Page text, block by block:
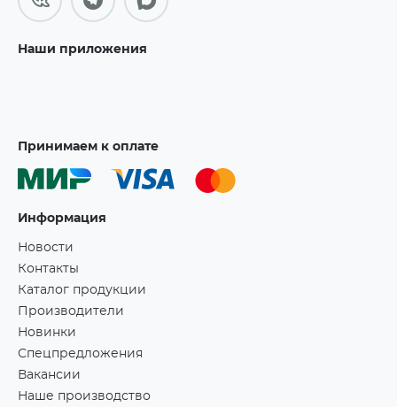
Наши приложения
Принимаем к оплате
Информация
Новости
Контакты
Каталог продукции
Производители
Новинки
Спецпредложения
Вакансии
Наше производство